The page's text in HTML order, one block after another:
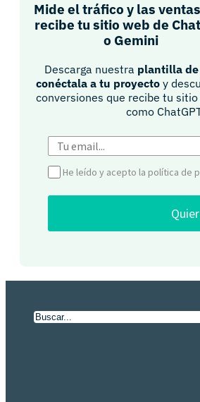
Mide el tráfico y las
recibe tu sitio web de
o Gemini​
Descarga nuestra plantilla de
conéctala a tu proyecto y
conversiones que recibe tu
como
He leído y acepto la política de